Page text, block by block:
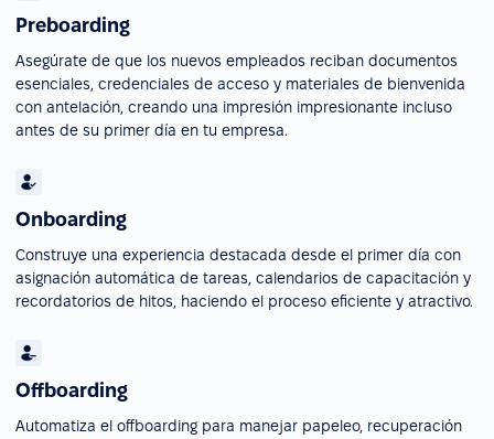
Preboarding
Asegúrate de que los nuevos empleados reciban documentos
esenciales, credenciales de acceso y materiales de bienvenida
con antelación, creando una impresión impresionante incluso
antes de su primer día en tu empresa.
Onboarding
Construye una experiencia destacada desde el primer día con
asignación automática de tareas, calendarios de capacitación y
recordatorios de hitos, haciendo el proceso eficiente y atractivo.
Offboarding
Automatiza el offboarding para manejar papeleo, recuperación